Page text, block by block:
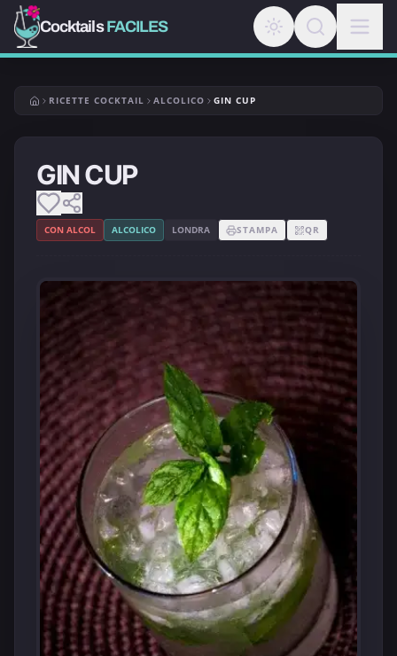
CocktailsFACILES
RICETTE COCKTAIL ALCOLICO GIN CUP
GIN CUP
CON ALCOL ALCOLICO LONDRA STAMPA QR